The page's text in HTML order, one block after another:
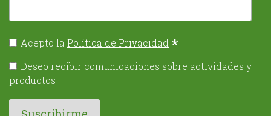
Acepto la Política de Privacidad *
Deseo recibir comunicaciones sobre actividades y
productos